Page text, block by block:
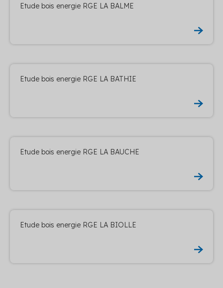
Etude bois energie RGE LA BALME
Etude bois energie RGE LA BATHIE
Etude bois energie RGE LA BAUCHE
Etude bois energie RGE LA BIOLLE